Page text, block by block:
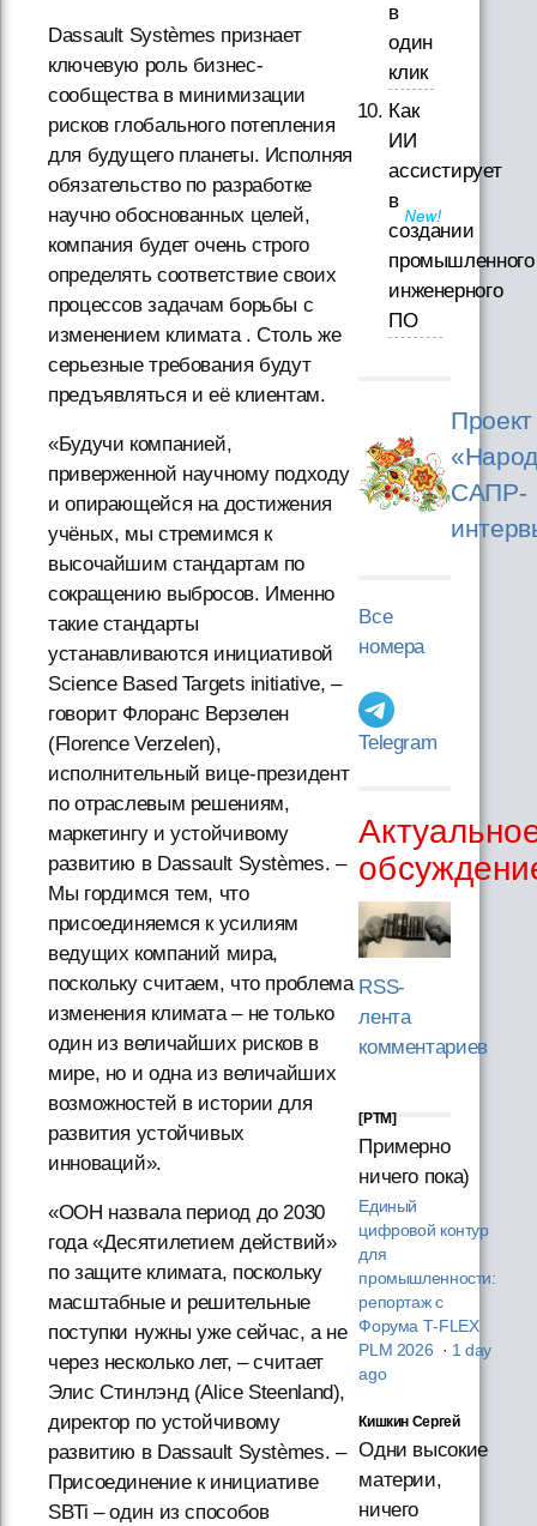
Dassault Systèmes признает
ключевую роль бизнес-
сообщества в минимизации
рисков глобального потепления
для будущего планеты. Исполняя
обязательство по разработке
научно обоснованных целей,
компания будет очень строго
определять соответствие своих
процессов задачам борьбы с
изменением климата . Столь же
серьезные требования будут
предъявляться и её клиентам.
«Будучи компанией,
приверженной научному подходу
и опирающейся на достижения
учёных, мы стремимся к
высочайшим стандартам по
сокращению выбросов. Именно
такие стандарты
устанавливаются инициативой
Science Based Targets initiative, –
говорит Флоранс Верзелен
(Florence Verzelen),
исполнительный вице-президент
по отраслевым решениям,
маркетингу и устойчивому
развитию в Dassault Systèmes. –
Мы гордимся тем, что
присоединяемся к усилиям
ведущих компаний мира,
поскольку считаем, что проблема
изменения климата – не только
один из величайших рисков в
мире, но и одна из величайших
возможностей в истории для
развития устойчивых
инноваций».
«ООН назвала период до 2030
года «Десятилетием действий»
по защите климата, поскольку
масштабные и решительные
поступки нужны уже сейчас, а не
через несколько лет, – считает
Элис Стинлэнд (Alice Steenland),
директор по устойчивому
развитию в Dassault Systèmes. –
Присоединение к инициативе
SBTi – один из способов
в
один
клик
Как
ИИ
ассистирует
в
создании
промышленного
инженерного
ПО
Проект
САПР-
Все
номера
Telegram
RSS-
лента
комментариев
[PTM]
Примерно
ничего пока)
Единый
цифровой контур
для
промышленности:
репортаж с
Форума T‑FLEX
PLM 2026 · 1 day
ago
Кишкин Сергей
Одни высокие
материи,
ничего